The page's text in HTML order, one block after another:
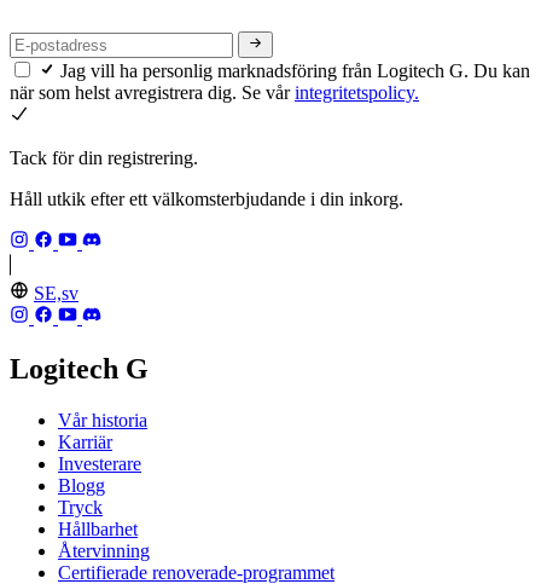
Jag vill ha personlig marknadsföring från Logitech G. Du kan
när som helst avregistrera dig. Se vårintegritetspolicy.
Tack för din registrering.
Håll utkik efter ett välkomsterbjudande i din inkorg.
SE,sv
Logitech G
Vår historia
Karriär
Investerare
Blogg
Tryck
Hållbarhet
Återvinning
Certifierade renoverade-programmet